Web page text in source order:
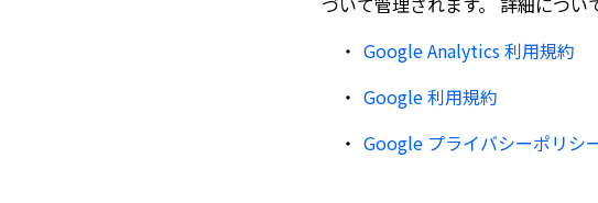
Google Analytics 利用規約
Google 利用規約
Google プライバシーポリシ